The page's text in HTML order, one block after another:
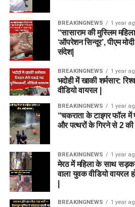
BREAKINGNEWS 1 year
“सासाराम की मुस्लिम
‘ऑपरेशन सिन्दूर’, पीएम
संदेश|
BREAKINGNEWS 1 year
भदोही में खाकी शर्मसार:
वीडियो वायरल |
BREAKINGNEWS 1 year
“चकराता के टाइगर फॉल
और पत्थरों के गिरने से 2 की
BREAKINGNEWS 1 year
मेरठ में महिला के साथ
वाला युवक वीडियो वायरल
BREAKINGNEWS 1 year